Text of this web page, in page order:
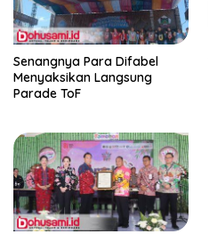
Senangnya Para Difabel
Menyaksikan Langsung
Parade ToF